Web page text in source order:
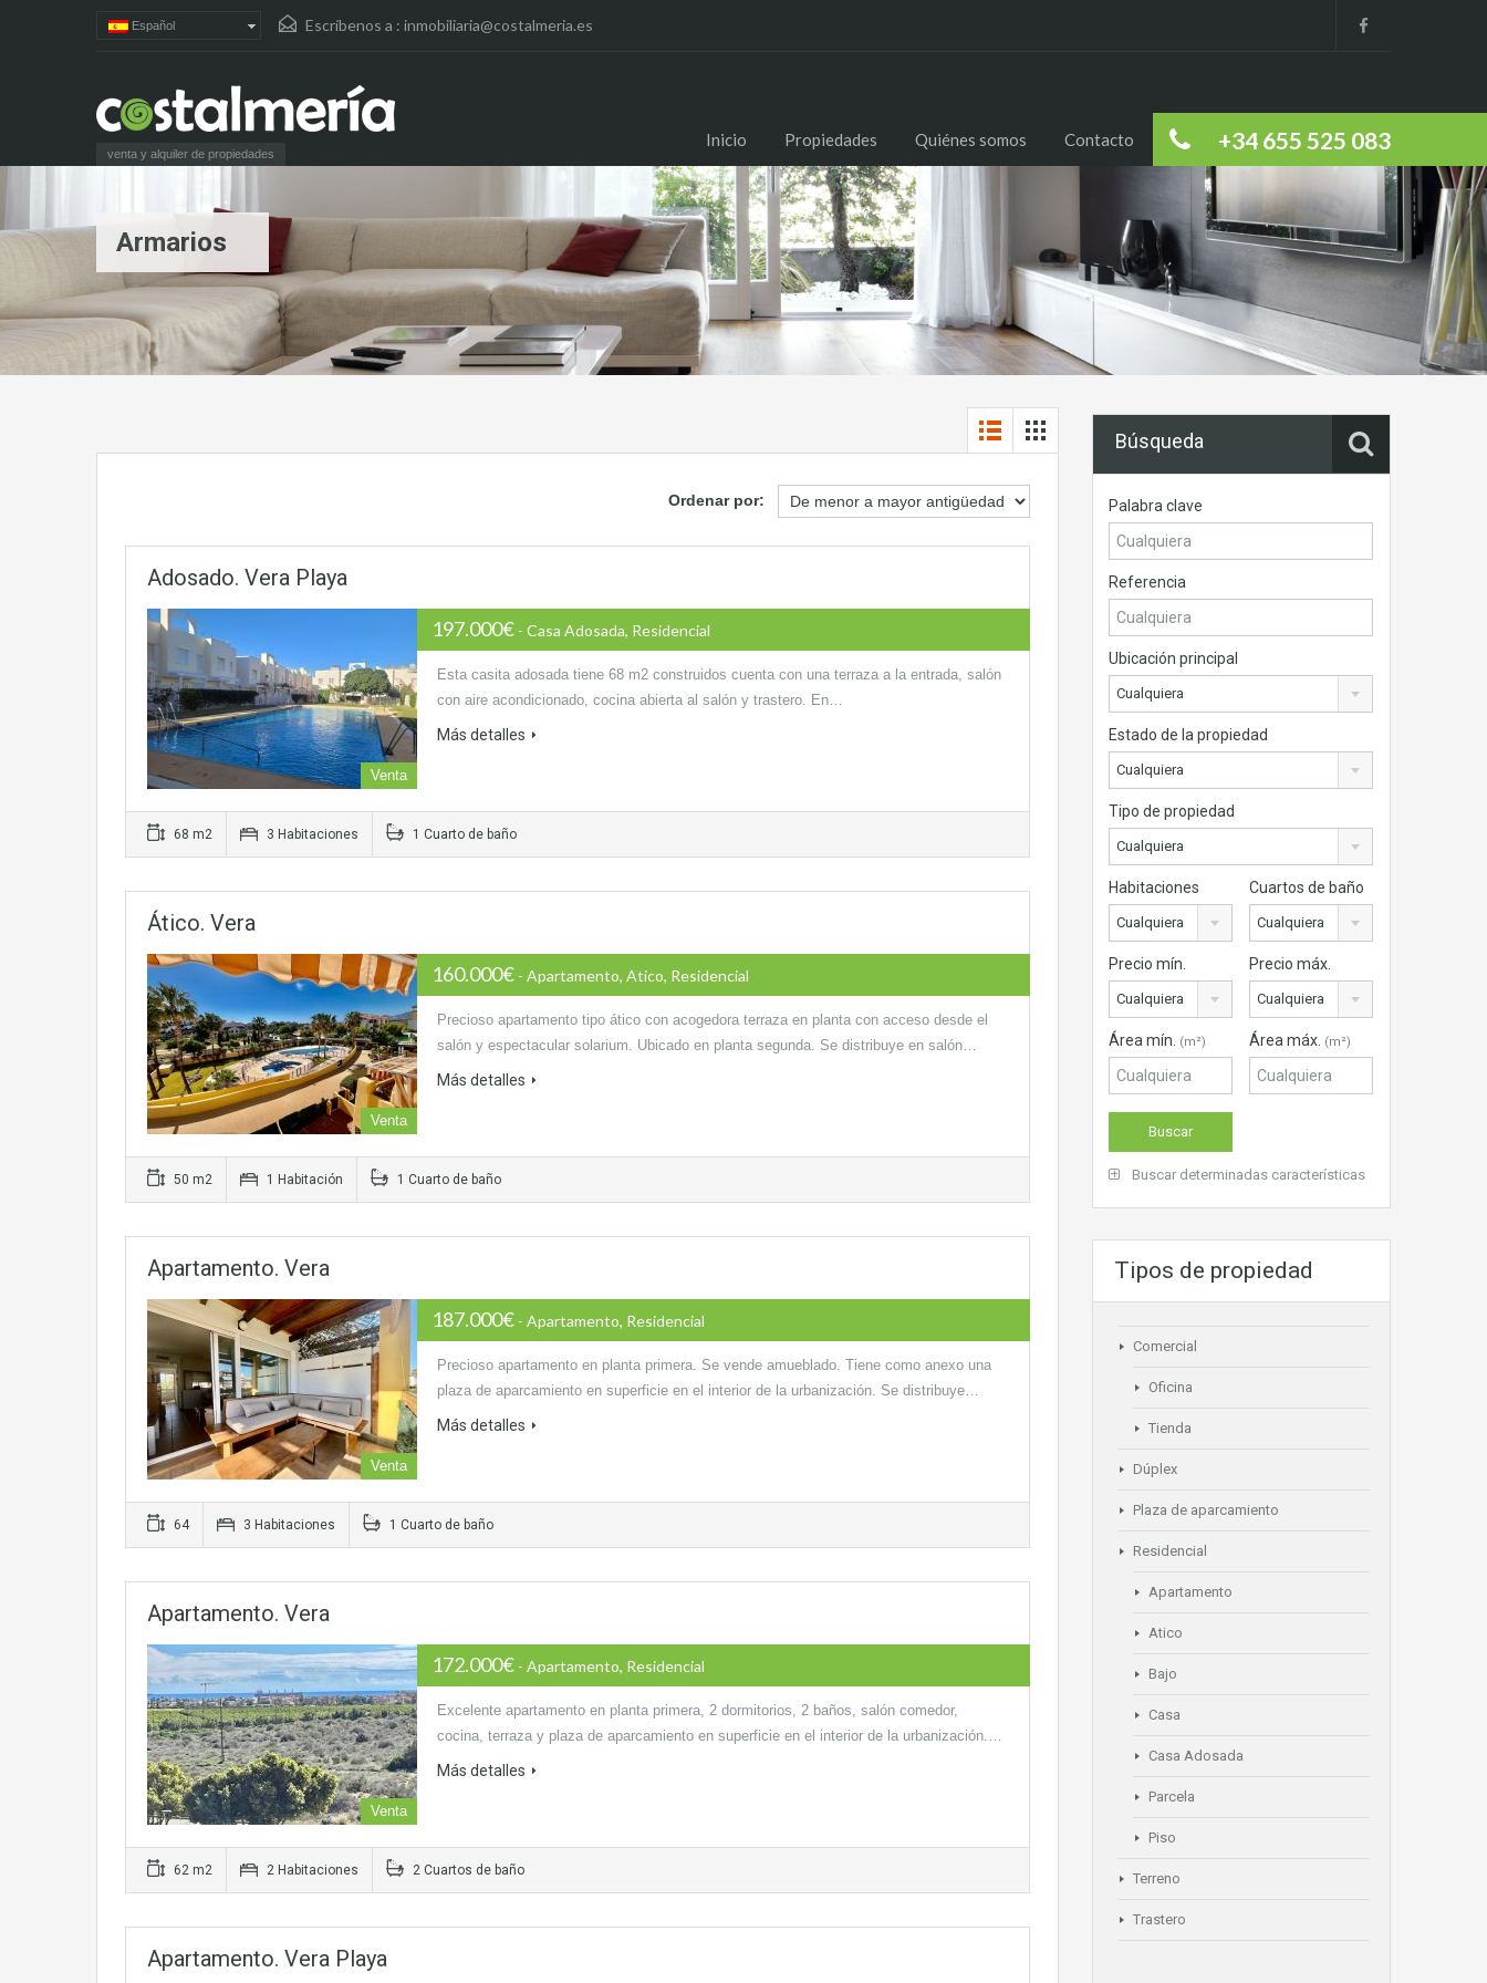
Español Escríbenos a : inmobiliaria@costalmeria.es
venta y alquiler de propiedades +34 655 525 083
Inicio Propiedades Quiénes somos Contacto
Armarios
Ordenar por:
Adosado. Vera Playa
Venta
197.000€ - Casa Adosada, Residencial
Esta casita adosada tiene 68 m2 construidos cuenta con una terraza a la entrada, salón
con aire acondicionado, cocina abierta al salón y trastero. En…
Más detalles
68 m2 3 Habitaciones 1 Cuarto de baño
Ático. Vera
Venta
160.000€ - Apartamento, Atico, Residencial
Precioso apartamento tipo ático con acogedora terraza en planta con acceso desde el
salón y espectacular solarium. Ubicado en planta segunda. Se distribuye en salón…
Más detalles
50 m2 1 Habitación 1 Cuarto de baño
Apartamento. Vera
Venta
187.000€ - Apartamento, Residencial
Precioso apartamento en planta primera. Se vende amueblado. Tiene como anexo una
plaza de aparcamiento en superficie en el interior de la urbanización. Se distribuye…
Más detalles
64 3 Habitaciones 1 Cuarto de baño
Apartamento. Vera
Venta
172.000€ - Apartamento, Residencial
Excelente apartamento en planta primera, 2 dormitorios, 2 baños, salón comedor,
cocina, terraza y plaza de aparcamiento en superficie en el interior de la urbanización.…
Más detalles
62 m2 2 Habitaciones 2 Cuartos de baño
Apartamento. Vera Playa
Búsqueda
Palabra clave
Referencia
Ubicación principal
Cualquiera
Estado de la propiedad
Cualquiera
Tipo de propiedad
Cualquiera
Habitaciones
Cualquiera
Cuartos de baño
Cualquiera
Precio mín.
Cualquiera
Precio máx.
Cualquiera
Área mín. (m²) Área máx. (m²)
Buscar determinadas características
Tipos de propiedad
Comercial
Oficina
Tienda
Dúplex
Plaza de aparcamiento
Residencial
Apartamento
Atico
Bajo
Casa
Casa Adosada
Parcela
Piso
Terreno
Trastero